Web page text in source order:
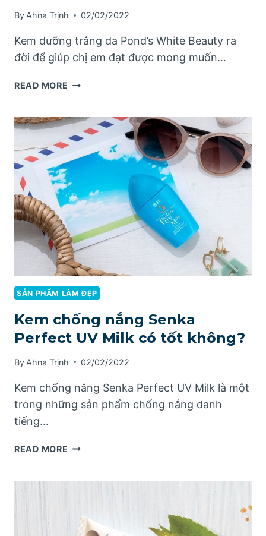
By Ahna Trịnh 02/02/2022
Kem dưỡng trắng da Pond’s White Beauty ra
đời để giúp chị em đạt được mong muốn…
READ MORE ĐÁNH
DƯỠNG
DA
POND’S
WHITE
BAN
NGÀY
VÀ
BAN
ĐÊM
SẢN PHẨM LÀM ĐẸP
Kem chống nắng Senka
Perfect UV Milk có tốt không?
By Ahna Trịnh 02/02/2022
Kem chống nắng Senka Perfect UV Milk là một
trong những sản phẩm chống nắng danh
tiếng…
READ MORE KEM
MILK